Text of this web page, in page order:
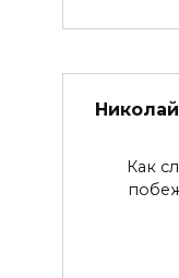
Как